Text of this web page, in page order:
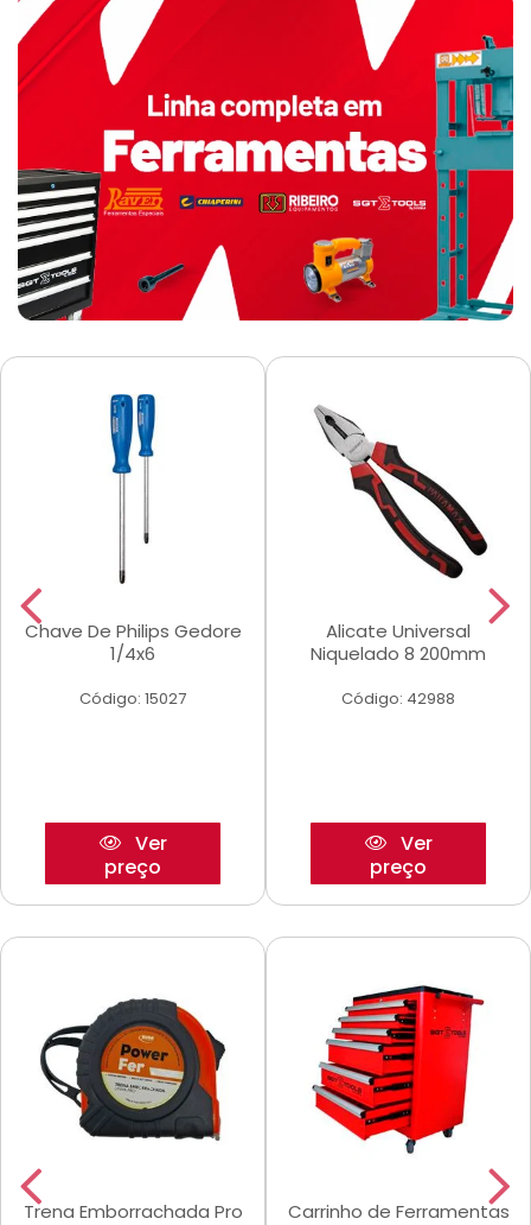
Chave De Philips Gedore
1/4x6
Código: 15027
Ver
preço
Alicate Universal
Niquelado 8 200mm
Código: 42988
Ver
preço
Trena Emborrachada Pro
Carrinho de Ferramentas